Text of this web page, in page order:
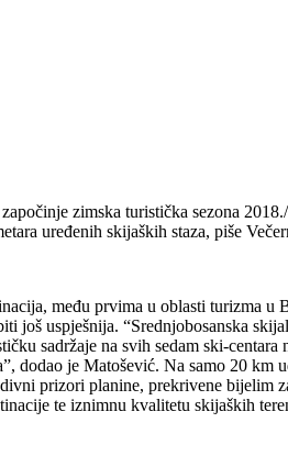
zimska turistička sezona
uređenih skijaških staza, piše
među prvima u oblasti turizma
još uspješnija. “Srednjobosanska
sadržaje na svih sedam ski-
dodao je Matošević. Na samo 20
prizori planine, prekrivene bijelim
te iznimnu kvalitetu skijaških